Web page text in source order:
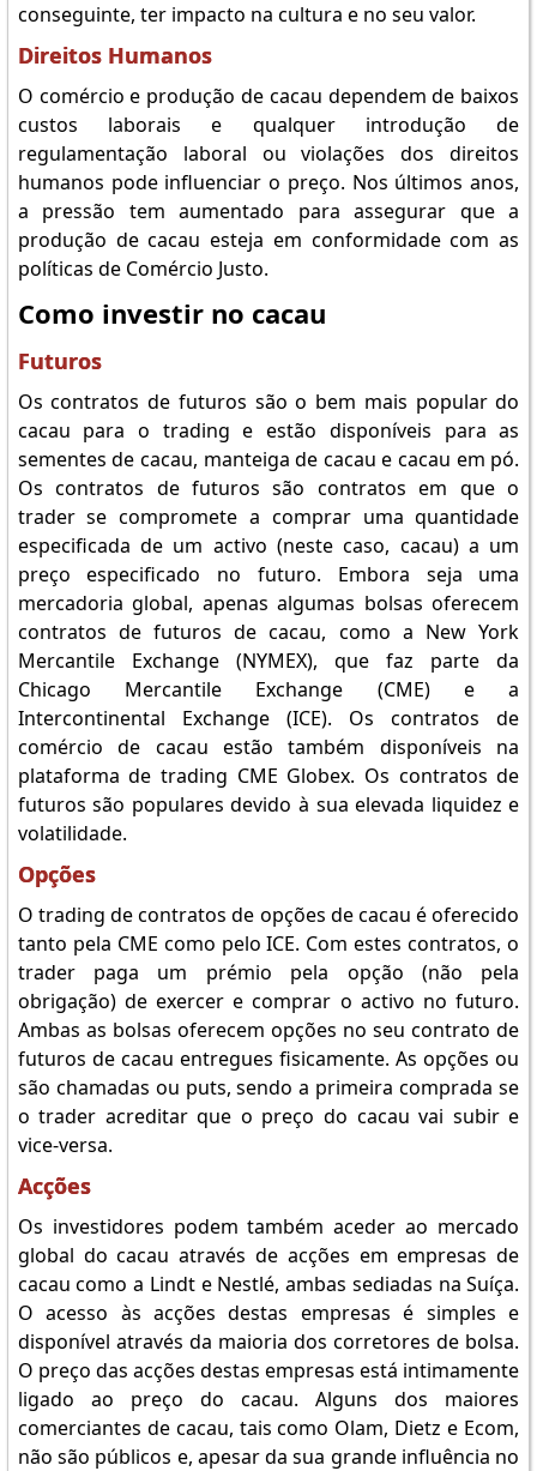
conseguinte, ter impacto na cultura e no seu valor.
Direitos Humanos
O comércio e produção de cacau dependem de baixos
custos laborais e qualquer introdução de
regulamentação laboral ou violações dos direitos
humanos pode influenciar o preço. Nos últimos anos,
a pressão tem aumentado para assegurar que a
produção de cacau esteja em conformidade com as
políticas de Comércio Justo.
Como investir no cacau
Futuros
Os contratos de futuros são o bem mais popular do
cacau para o trading e estão disponíveis para as
sementes de cacau, manteiga de cacau e cacau em pó.
Os contratos de futuros são contratos em que o
trader se compromete a comprar uma quantidade
especificada de um activo (neste caso, cacau) a um
preço especificado no futuro. Embora seja uma
mercadoria global, apenas algumas bolsas oferecem
contratos de futuros de cacau, como a New York
Mercantile Exchange (NYMEX), que faz parte da
Chicago Mercantile Exchange (CME) e a
Intercontinental Exchange (ICE). Os contratos de
comércio de cacau estão também disponíveis na
plataforma de trading CME Globex. Os contratos de
futuros são populares devido à sua elevada liquidez e
volatilidade.
Opções
O trading de contratos de opções de cacau é oferecido
tanto pela CME como pelo ICE. Com estes contratos, o
trader paga um prémio pela opção (não pela
obrigação) de exercer e comprar o activo no futuro.
Ambas as bolsas oferecem opções no seu contrato de
futuros de cacau entregues fisicamente. As opções ou
são chamadas ou puts, sendo a primeira comprada se
o trader acreditar que o preço do cacau vai subir e
vice-versa.
Acções
Os investidores podem também aceder ao mercado
global do cacau através de acções em empresas de
cacau como a Lindt e Nestlé, ambas sediadas na Suíça.
O acesso às acções destas empresas é simples e
disponível através da maioria dos corretores de bolsa.
O preço das acções destas empresas está intimamente
ligado ao preço do cacau. Alguns dos maiores
comerciantes de cacau, tais como Olam, Dietz e Ecom,
não são públicos e, apesar da sua grande influência no